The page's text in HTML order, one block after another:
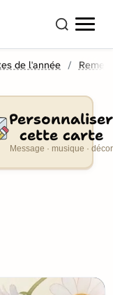
de l'année
Personnaliser
cette carte
Message · musique · décor